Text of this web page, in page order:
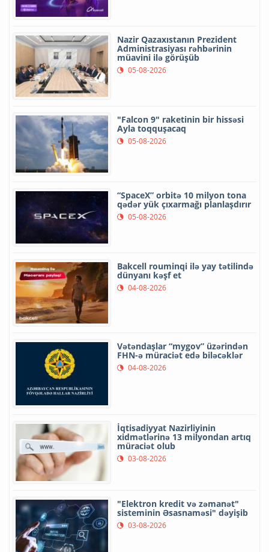
Nazir Qazaxıstanın Prezident
Administrasiyası rəhbərinin
müavini ilə görüşüb
05-08-2026
"Falcon 9" raketinin bir hissəsi
Ayla toqquşacaq
05-08-2026
“SpaceX” orbitə 10 milyon tona
qədər yük çıxarmağı planlaşdırır
05-08-2026
Bakcell rouminqi ilə yay tətilində
dünyanı kəşf et
04-08-2026
Vətəndaşlar “mygov” üzərindən
FHN-ə müraciət edə biləcəklər
04-08-2026
İqtisadiyyat Nazirliyinin
xidmətlərinə 13 milyondan artıq
müraciət olub
03-08-2026
"Elektron kredit və zəmanət"
sisteminin Əsasnaməsi" dəyişib
03-08-2026